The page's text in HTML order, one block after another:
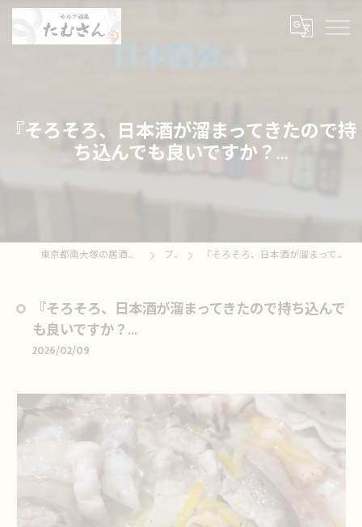
『そろそろ、日本酒が溜まってきたので持
ち込んでも良いですか？...
東京都南大塚の居酒屋ならセルフ酒場たむさん ブログ 『そろそろ、日本酒が溜まってきたので持ち込んでも良いですか？...
『そろそろ、日本酒が溜まってきたので持ち込んで
も良いですか？...
2026/02/09